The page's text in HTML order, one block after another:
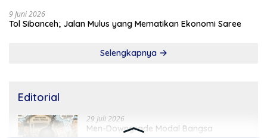
9 Juni 2026
Tol Sibanceh; Jalan Mulus yang Mematikan Ekonomi Saree
Selengkapnya
Editorial
29 Juli 2026
Men-Downgrade Modal Bangsa